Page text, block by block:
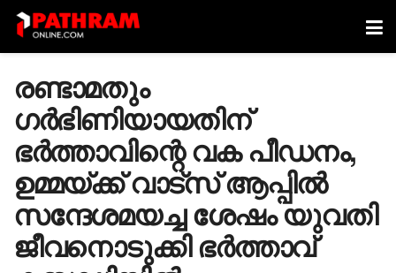
രണ്ടാമതും ​
ഗർഭിണിയായതിന്
ഭർത്താവിന്റെ വക പീഡനം,
ഉമ്മയ്ക്ക് വാട്സ് ആപ്പിൽ
സന്ദേശമയച്ച ശേഷം യുവതി
ജീവനൊടുക്കി ഭർത്താവ്